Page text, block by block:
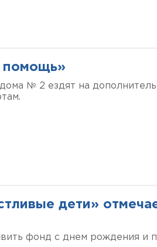
помощь»
№ 2 ездят на
дети»
фонд с днем рождения и